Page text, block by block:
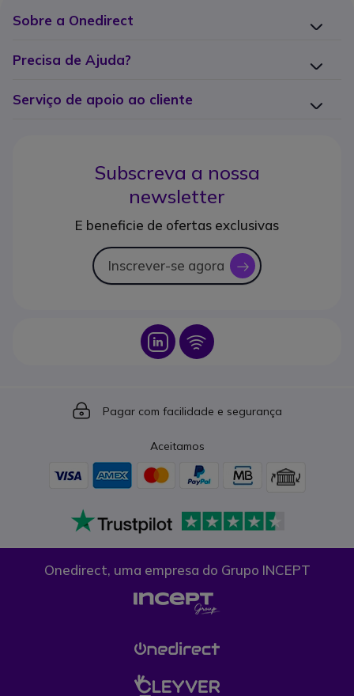
Sobre a Onedirect
Precisa de Ajuda?
Serviço de apoio ao cliente
Subscreva a nossa
newsletter
E beneficie de ofertas exclusivas
Inscrever-se agora icon
Icon Icon
Icon
Pagar com facilidade e segurança
Aceitamos
Onedirect, uma empresa do Grupo INCEPT